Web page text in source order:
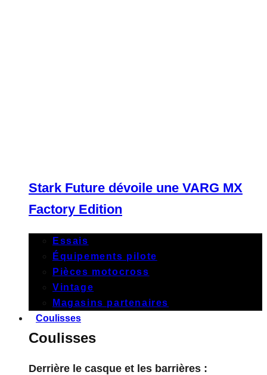
Stark Future dévoile une VARG MX
Factory Edition
Essais
Équipements pilote
Pièces motocross
Vintage
Magasins partenaires
Coulisses
Coulisses
Derrière le casque et les barrières :